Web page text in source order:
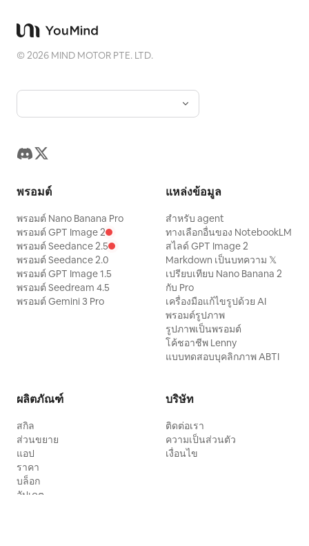
©2026 MIND MOTOR PTE. LTD.
พรอมต์
พรอมต์ Nano Banana Pro
พรอมต์ GPT Image 2
พรอมต์ Seedance 2.5
พรอมต์ Seedance 2.0
พรอมต์ GPT Image 1.5
พรอมต์ Seedream 4.5
พรอมต์ Gemini 3 Pro
แหล่งข้อมูล
สำหรับ agent
ทางเลือกอื่นของ NotebookLM
สไลด์ GPT Image 2
Markdown เป็นบทความ 𝕏
เปรียบเทียบ Nano Banana 2
กับ Pro
เครื่องมือแก้ไขรูปด้วย AI
พรอมต์รูปภาพ
รูปภาพเป็นพรอมต์
โค้ชอาชีพ Lenny
แบบทดสอบบุคลิกภาพ ABTI
ผลิตภัณฑ์
สกิล
ส่วนขยาย
แอป
ราคา
บล็อก
อัปเดต
บริษัท
ติดต่อเรา
ความเป็นส่วนตัว
เงื่อนไข